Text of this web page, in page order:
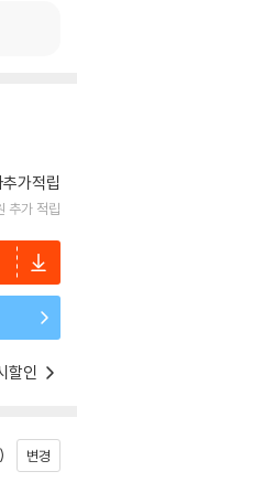
가적립
추가 적립
할인
변경